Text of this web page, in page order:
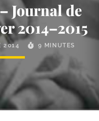
Journal de
2014–2015
2014 9 MINUTES